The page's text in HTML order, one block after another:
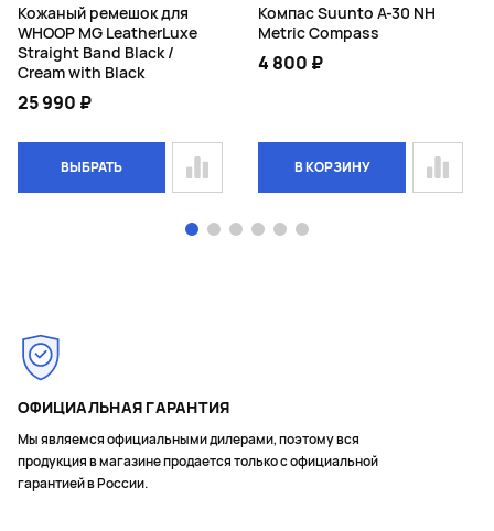
Кожаный ремешок для
WHOOP MG LeatherLuxe
Straight Band Black /
Cream with Black
25 990 ₽
ВЫБРАТЬ
Компас Suunto A-30 NH
Metric Compass
4 800 ₽
В КОРЗИНУ
ОФИЦИАЛЬНАЯ ГАРАНТИЯ
Мы являемся официальными дилерами, поэтому вся
продукция в магазине продается только с официальной
гарантией в России.